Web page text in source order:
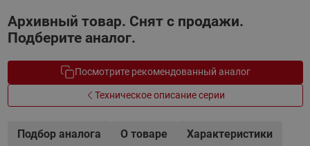
Архивный товар. Снят с продажи.
Подберите аналог.
Посмотрите рекомендованный аналог
Техническое описание серии
Подбор аналога О товаре
Характеристики